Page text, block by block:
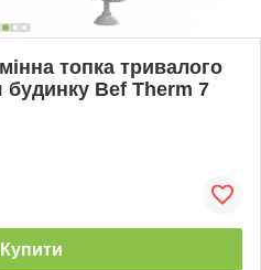
топка тривалого
будинку Bef Therm 7
Купити